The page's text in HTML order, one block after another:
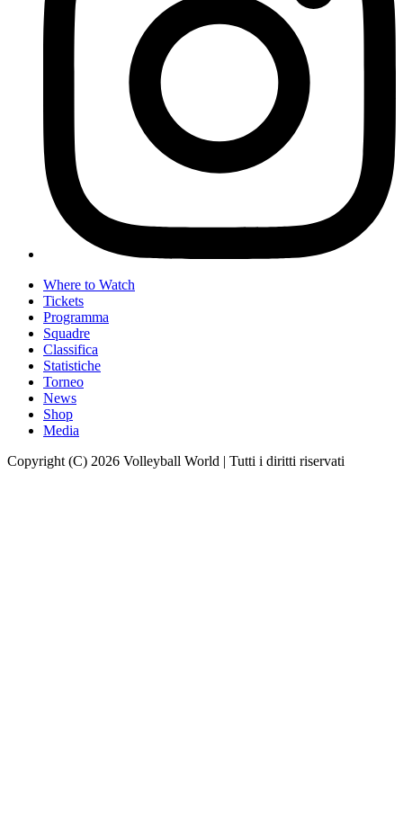
Where to Watch
Tickets
Programma
Squadre
Classifica
Statistiche
Torneo
News
Shop
Media
Copyright (C) 2026 Volleyball World | Tutti i diritti riservati